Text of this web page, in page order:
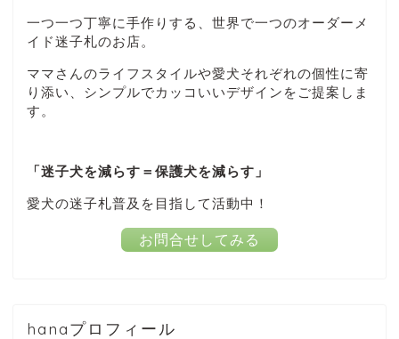
一つ一つ丁寧に手作りする、世界で一つのオーダーメ
イド迷子札のお店。
ママさんのライフスタイルや愛犬それぞれの個性に寄
り添い、シンプルでカッコいいデザインをご提案しま
す。
「迷子犬を減らす＝保護犬を減らす」
愛犬の迷子札普及を目指して活動中！
お問合せしてみる
hanaプロフィール